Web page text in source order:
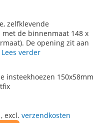
zelfklevende
met de binnenmaat 148 x
De opening zit aan
Lees verder
insteekhoezen 150x58mm
, excl. verzendkosten